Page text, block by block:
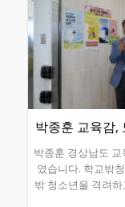
박종훈 교육감,
박종훈 경상남도
였습니다. 학교밖
밖 청소년을 격려하고, 청소년들